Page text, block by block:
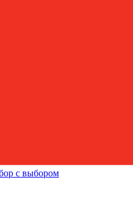
с выбором